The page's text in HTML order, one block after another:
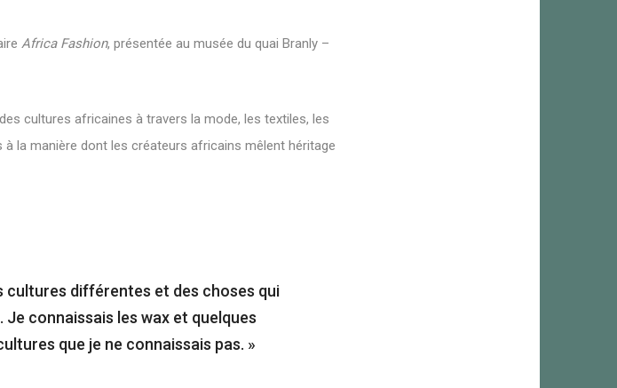
Africa Fashion, présentée au musée du quai Branly –
cultures africaines à travers la mode, les textiles, les
la manière dont les créateurs africains mêlent héritage
cultures différentes et des choses qui
Je connaissais les wax et quelques
que je ne connaissais pas. »